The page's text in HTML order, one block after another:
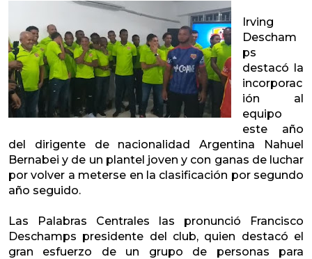
Irving
Descham
ps
destacó la
incorporac
ión al
equipo
este año
del dirigente de nacionalidad Argentina Nahuel
Bernabei y de un plantel joven y con ganas de luchar
por volver a meterse en la clasificación por segundo
año seguido.
Las Palabras Centrales las pronunció Francisco
Deschamps presidente del club, quien destacó el
gran esfuerzo de un grupo de personas para